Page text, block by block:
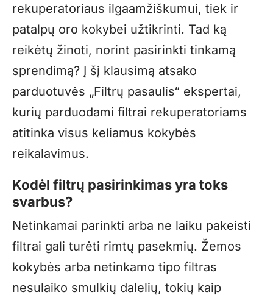
rekuperatoriaus ilgaamžiškumui, tiek ir
patalpų oro kokybei užtikrinti. Tad ką
reikėtų žinoti, norint pasirinkti tinkamą
sprendimą? Į šį klausimą atsako
parduotuvės „Filtrų pasaulis“ ekspertai,
kurių parduodami filtrai rekuperatoriams
atitinka visus keliamus kokybės
reikalavimus.
Kodėl filtrų pasirinkimas yra toks
svarbus?
Netinkamai parinkti arba ne laiku pakeisti
filtrai gali turėti rimtų pasekmių. Žemos
kokybės arba netinkamo tipo filtras
nesulaiko smulkių dalelių, tokių kaip